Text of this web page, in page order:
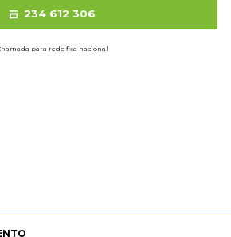
234 612 306
para rede fixa nacional